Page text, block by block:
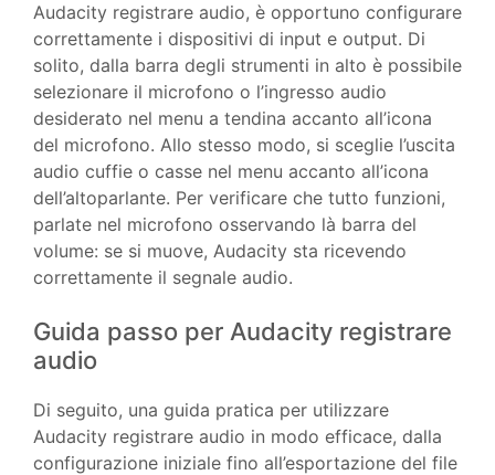
Audacity registrare audio, è opportuno configurare
correttamente i dispositivi di input e output. Di
solito, dalla barra degli strumenti in alto è possibile
selezionare il microfono o l’ingresso audio
desiderato nel menu a tendina accanto all’icona
del microfono. Allo stesso modo, si sceglie l’uscita
audio cuffie o casse nel menu accanto all’icona
dell’altoparlante. Per verificare che tutto funzioni,
parlate nel microfono osservando là barra del
volume: se si muove, Audacity sta ricevendo
correttamente il segnale audio.
Guida passo per Audacity registrare
audio
Di seguito, una guida pratica per utilizzare
Audacity registrare audio in modo efficace, dalla
configurazione iniziale fino all’esportazione del file